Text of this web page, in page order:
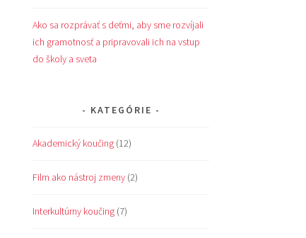
Ako sa rozprávať s deťmi, aby sme rozvíjali
ich gramotnosť a pripravovali ich na vstup
do školy a sveta
KATEGÓRIE
Akademický koučing (12)
Film ako nástroj zmeny (2)
Interkultúrny koučing (7)